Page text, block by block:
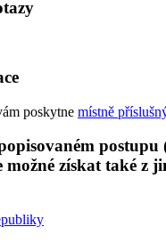
poskytne místně
postupu
možné získat také z